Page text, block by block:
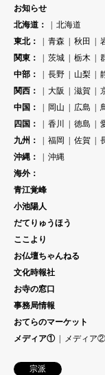
お知らせ
北海道：
北海道
東北：
青森 秋田
関東：
茨城 栃木
中部：
長野 山梨
関西：
大阪 滋賀
中国：
岡山 広島
四国：
香川 徳島
九州：
福岡 佐賀
沖縄：
沖縄
海外：
青江覚峰
小池陽人
だてりゅうほう
ここより
お仏壇ちゃんねる
文化時報社
お寺の窓口
事務局情報
おてらのマーケット
メディア①
メディア②
宗派